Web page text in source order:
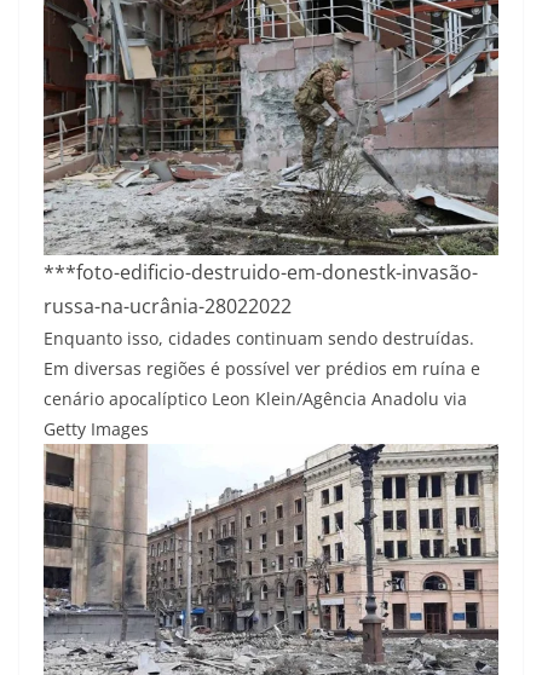
***foto-edificio-destruido-em-donestk-invasão-
russa-na-ucrânia-28022022
Enquanto isso, cidades continuam sendo destruídas.
Em diversas regiões é possível ver prédios em ruína e
cenário apocalíptico Leon Klein/Agência Anadolu via
Getty Images